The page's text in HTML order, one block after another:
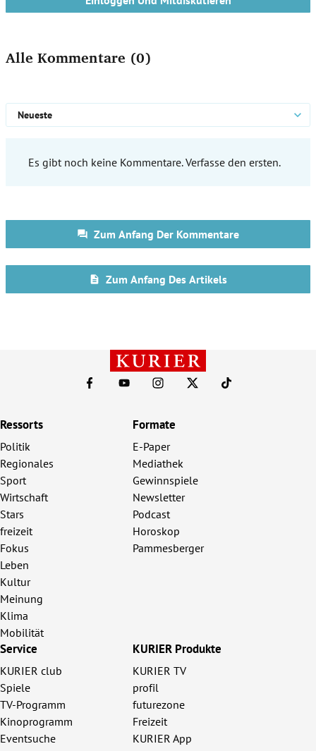
Ressorts
Politik
Regionales
Sport
Wirtschaft
Stars
freizeit
Fokus
Leben
Kultur
Meinung
Klima
Mobilität
Formate
E-Paper
Mediathek
Gewinnspiele
Newsletter
Podcast
Horoskop
Pammesberger
Service
KURIER club
Spiele
TV-Programm
Kinoprogramm
Eventsuche
KURIER Produkte
KURIER TV
profil
futurezone
Freizeit
KURIER App